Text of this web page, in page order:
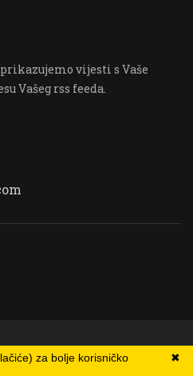
vijesti s Vaše
Vašeg rss feeda.
Online ✖
za bolje korisničko